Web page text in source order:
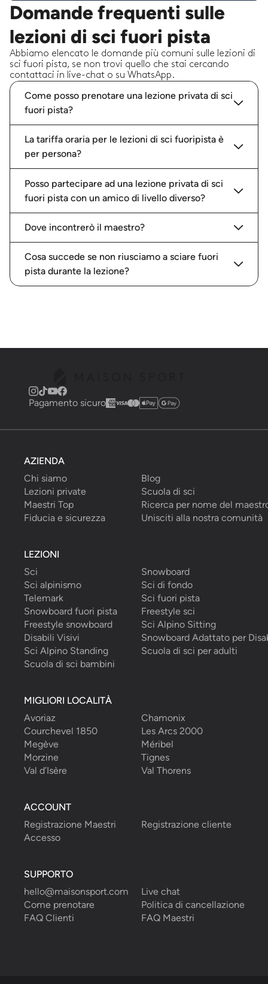
Domande frequenti sulle
lezioni di sci fuori pista
Abbiamo elencato le domande più comuni sulle lezioni di
sci fuori pista, se non trovi quello che stai cercando
contattaci in live-chat o su WhatsApp.
Come posso prenotare una lezione privata di sci
fuori pista?
La tariffa oraria per le lezioni di sci fuoripista è
per persona?
Posso partecipare ad una lezione privata di sci
fuori pista con un amico di livello diverso?
Dove incontrerò il maestro?
Cosa succede se non riusciamo a sciare fuori
pista durante la lezione?
Pagamento sicuro
AZIENDA
Chi siamo
Blog
Lezioni private
Scuola di sci
Maestri Top
Ricerca per nome del
Fiducia e sicurezza
Unisciti alla nostra comunità
LEZIONI
Sci
Snowboard
Sci alpinismo
Sci di fondo
Telemark
Sci fuori pista
Snowboard fuori pista
Freestyle sci
Freestyle snowboard
Sci Alpino Sitting
Disabili Visivi
Snowboard Adattato per
Sci Alpino Standing
Scuola di sci per adulti
Scuola di sci bambini
MIGLIORI LOCALITÀ
Avoriaz
Chamonix
Courchevel 1850
Les Arcs 2000
Megève
Méribel
Morzine
Tignes
Val d’Isère
Val Thorens
ACCOUNT
Registrazione Maestri
Registrazione cliente
Accesso
SUPPORTO
hello@maisonsport.com
Live chat
Come prenotare
Politica di cancellazione
FAQ Clienti
FAQ Maestri